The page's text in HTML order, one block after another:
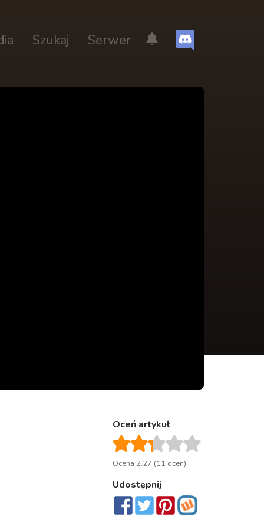
Szukaj Serwer
Oceń artykuł
Ocena 2.27 (11 ocen)
Udostępnij